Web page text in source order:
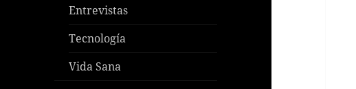
Entrevistas
Tecnología
Vida Sana